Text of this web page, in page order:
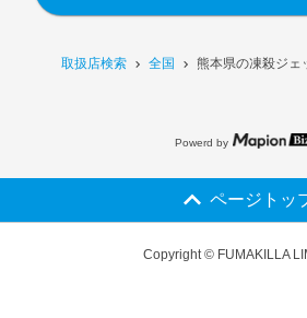
取扱店検索 全国 熊本県の凍殺ジェ
Powerd by
ページトッ
Copyright © FUMAKILLA